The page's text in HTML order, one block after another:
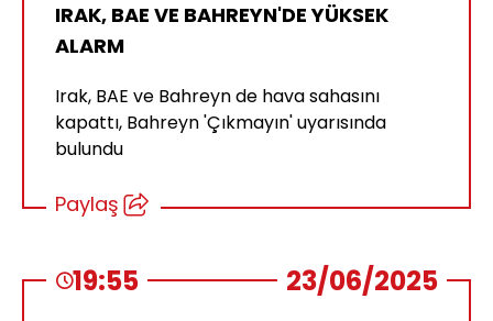
IRAK, BAE VE BAHREYN'DE YÜKSEK
ALARM
Irak, BAE ve Bahreyn de hava sahasını
kapattı, Bahreyn 'Çıkmayın' uyarısında
bulundu
Paylaş
19:55 23/06/2025